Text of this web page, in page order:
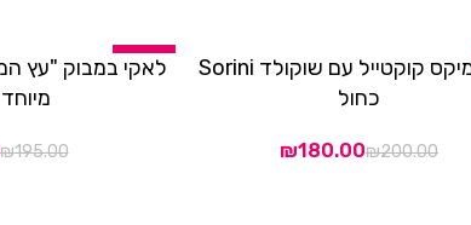
עציץ מיקס קוקטייל עם שוקולד Sorini
כחול
₪200.00
₪180.00
-10%
הוספה לסל
לאקי במבוק "עץ
₪195.00